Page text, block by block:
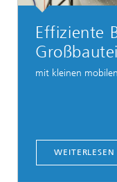
Effiziente
mit kleinen
WEITERLESEN